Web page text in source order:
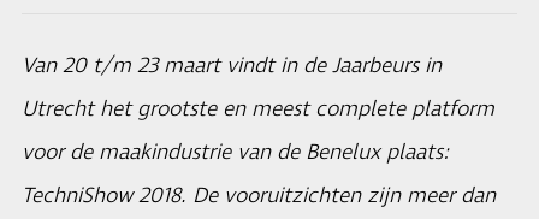
Van 20 t/m 23 maart vindt in de Jaarbeurs in
Utrecht het grootste en meest complete platform
voor de maakindustrie van de Benelux plaats:
TechniShow 2018. De vooruitzichten zijn meer dan